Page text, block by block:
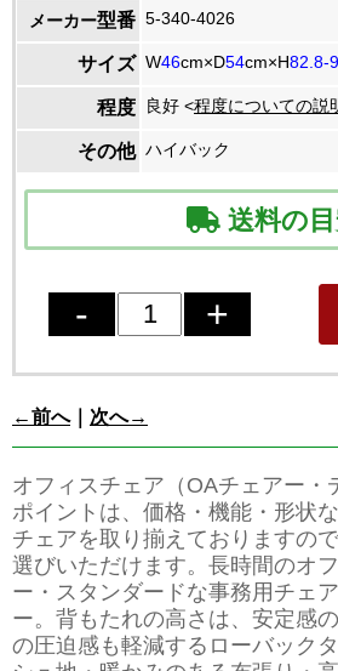
メーカー型番 5-340-4026
サイズ W46cm×D54cm×H82.8-
程度 良好 <程度についての説
その他 ハイバック
送料の目
←前へ｜ 次へ→
オフィスチェア（OAチェアー
ポイントは、価格・機能・形状
チェアを取り揃えておりますの
選びいただけます。長時間のオ
ー・スタンダードな事務用チェ
ー。背もたれの高さは、安定感
の圧迫感も軽減するローバック